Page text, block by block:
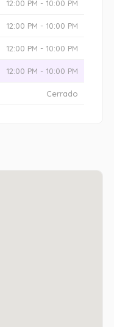
12:00 PM - 10:00 PM
12:00 PM - 10:00 PM
12:00 PM - 10:00 PM
12:00 PM - 10:00 PM
Cerrado